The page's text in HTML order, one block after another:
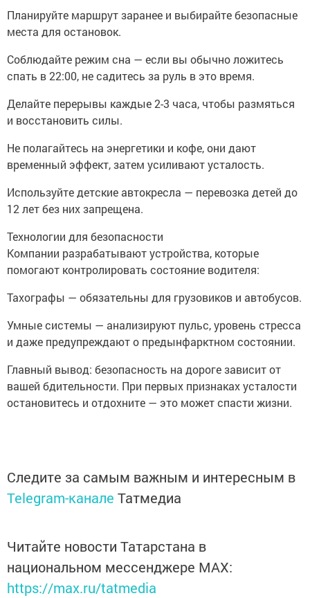
Планируйте маршрут заранее и выбирайте безопасные
места для остановок.
Соблюдайте режим сна — если вы обычно ложитесь
спать в 22:00, не садитесь за руль в это время.
Делайте перерывы каждые 2-3 часа, чтобы размяться
и восстановить силы.
Не полагайтесь на энергетики и кофе, они дают
временный эффект, затем усиливают усталость.
Используйте детские автокресла — перевозка детей до
12 лет без них запрещена.
Технологии для безопасности
Компании разрабатывают устройства, которые
помогают контролировать состояние водителя:
Тахографы — обязательны для грузовиков и автобусов.
Умные системы — анализируют пульс, уровень стресса
и даже предупреждают о предынфарктном состоянии.
Главный вывод: безопасность на дороге зависит от
вашей бдительности. При первых признаках усталости
остановитесь и отдохните — это может спасти жизни.
Следите за самым важным и интересным в
Telegram-канале Татмедиа
Читайте новости Татарстана в
национальном мессенджере MАХ:
https://max.ru/tatmedia